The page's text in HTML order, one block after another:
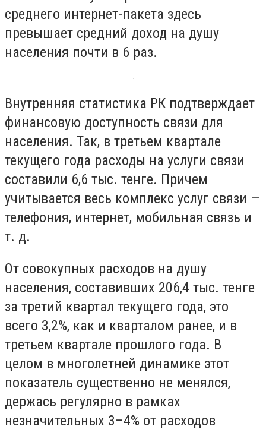
среднего интернет-пакета здесь
превышает средний доход на душу
населения почти в 6 раз.
Внутренняя статистика РК подтверждает
финансовую доступность связи для
населения. Так, в третьем квартале
текущего года расходы на услуги связи
составили 6,6 тыс. тенге. Причем
учитывается весь комплекс услуг связи —
телефония, интернет, мобильная связь и
т. д.
От совокупных расходов на душу
населения, составивших 206,4 тыс. тенге
за третий квартал текущего года, это
всего 3,2%, как и кварталом ранее, и в
третьем квартале прошлого года. В
целом в многолетней динамике этот
показатель существенно не менялся,
держась регулярно в рамках
незначительных 3–4% от расходов